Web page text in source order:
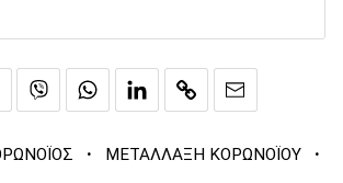
· ΜΕΤΑΛΛΑΞΗ ΚΟΡΩΝΟΪΟΥ ·